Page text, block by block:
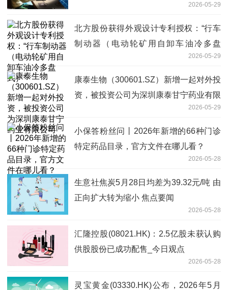
2026-05-29
北方股份获得外观设计专利授权：“行车
制动器（电动轮矿用自卸车油冷多盘
2026-05-29
康泰生物（300601.SZ）新增一起对外投
资，被投资公司为深圳康泰甘宁药业有限
2026-05-29
小保答粉丝问丨2026年新增的66种门诊
特定药品目录，官方文件在哪儿看？
2026-05-28
生意社焦炭5月28日均差为39.32元/吨 由
正向扩大转为缩小 焦点要闻
2026-05-28
汇隆控股(08021.HK)：2.5亿股未获认购
供股股份已成功配售_今日观点
2026-05-28
灵宝黄金(03330.HK)公布，2026年5月